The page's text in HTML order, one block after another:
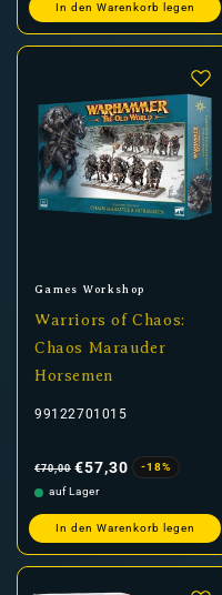
In den Warenkorb legen
Anbieter:
Games Workshop
Warriors of Chaos:
Chaos Marauder
Horsemen
99122701015
Preis
€70,00 €57,30
-18%
auf Lager
In den Warenkorb legen